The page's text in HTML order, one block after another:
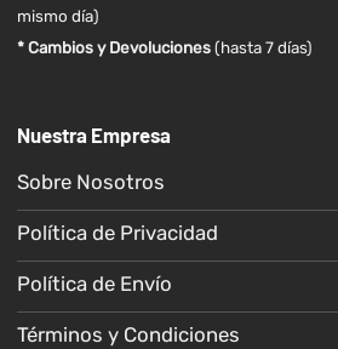
mismo día)
* Cambios y Devoluciones (hasta 7 días)
Nuestra Empresa
Sobre Nosotros
Política de Privacidad
Política de Envío
Términos y Condiciones